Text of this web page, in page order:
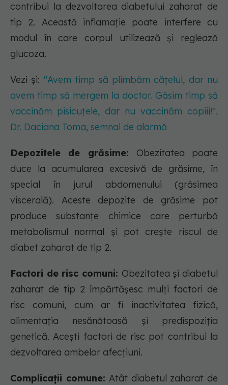
contribui la dezvoltarea diabetului zaharat de
tip 2. Această inflamație poate interfere cu
modul în care corpul utilizează și reglează
glucoza.
Vezi și: "Avem timp să plimbăm cățelul, dar nu
avem timp să mergem la doctor. Găsim timp să
vaccinăm pisicuțele, dar nu vaccinăm copiii!".
Dr. Daciana Toma, semnal de alarmă
Depozitele de grăsime: Obezitatea poate
duce la acumularea excesivă de grăsime, în
special în jurul abdomenului (grăsimea
viscerală). Aceste depozite de grăsime pot
produce substanțe chimice care perturbă
metabolismul normal și pot crește riscul de
diabet zaharat de tip 2.
Factori de risc comuni: Obezitatea și diabetul
zaharat de tip 2 împărtășesc mulți factori de
risc comuni, cum ar fi inactivitatea fizică,
alimentația nesănătoasă și predispoziția
genetică. Acești factori de risc pot contribui la
dezvoltarea ambelor afecțiuni.
Complicații comune:Atât diabetul zaharat de